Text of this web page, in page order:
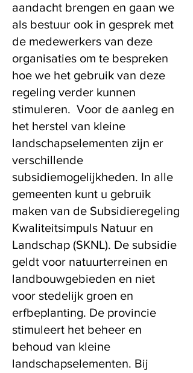
aandacht brengen en gaan we
als bestuur ook in gesprek met
de medewerkers van deze
organisaties om te bespreken
hoe we het gebruik van deze
regeling verder kunnen
stimuleren. Voor de aanleg en
het herstel van kleine
landschapselementen zijn er
verschillende
subsidiemogelijkheden. In alle
gemeenten kunt u gebruik
maken van de Subsidieregeling
Kwaliteitsimpuls Natuur en
Landschap (SKNL). De subsidie
geldt voor natuurterreinen en
landbouwgebieden en niet
voor stedelijk groen en
erfbeplanting. De provincie
stimuleert het beheer en
behoud van kleine
landschapselementen. Bij